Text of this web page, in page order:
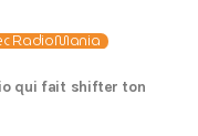
RadioMania
qui fait shifter ton